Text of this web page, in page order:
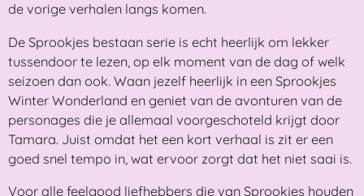
de vorige verhalen langs komen.
De Sprookjes bestaan serie is echt heerlijk om lekker
tussendoor te lezen, op elk moment van de dag of welk
seizoen dan ook. Waan jezelf heerlijk in een Sprookjes
Winter Wonderland en geniet van de avonturen van de
personages die je allemaal voorgeschoteld krijgt door
Tamara. Juist omdat het een kort verhaal is zit er een
goed snel tempo in, wat ervoor zorgt dat het niet saai is.
Voor alle feelgood liefhebbers die van Sprookjes houden